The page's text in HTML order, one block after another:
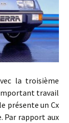
la troisième
travail
présente un Cx
Par rapport aux